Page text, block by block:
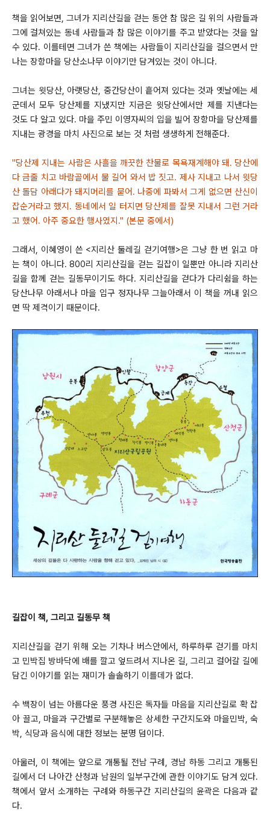
책을 읽어보면, 그녀가 지리산길을 걷는 동안 참 많은 길 위의 사람들과
그에 걸쳐있는 동네 사람들과 참 많은 이야기를 주고 받았다는 것을 알
수 있다. 이를테면 그녀가 쓴 책에는 사람들이 지리산길을 걸으면서 만
나는 장항마을 당산소나무 이야기만 담겨있는 것이 아니다.
그녀는 윗당산, 아랫당산, 중간당산이 흩어져 있다는 것과 옛날에는 세
군데서 모두 당산제를 지냈지만 지금은 윗당산에서만 제를 지낸다는
것도 다 알고 있다. 마을 주민 이영자씨의 입을 빌어 장항마을 당산제를
지내는 광경을 마치 사진으로 보는 것 처럼 생생하게 전해준다.
"당산제 지내는 사람은 사흘을 깨끗한 찬물로 목욕재계해야 돼. 당산에
다 금줄 치고 바람골에서 물 길어 와서 밥 짓고. 제사 지내고 나서 윗당
산 돌담 아래다가 돼지머리를 묻어. 나중에 파봐서 그게 없으면 산신이
잡순거라고 했지. 동네에서 일 터지면 당산제를 잘못 지내서 그런 거라
고 했어. 아주 중요한 행사였지." (본문 중에서)
그래서, 이혜영이 쓴 <지리산 둘레길 걷기여행>은 그냥 한 번 읽고 마
는 책이 아니다. 800리 지리산길을 걷는 길잡이 일뿐만 아니라 지리산
길을 함께 걷는 길동무이기도 하다. 지리산길을 걷다가 다리쉼을 하는
당산나무 아래서나 마을 입구 정자나무 그늘아래서 이 책을 꺼내 읽으
면 딱 제격이기 때문이다.
길잡이 책, 그리고 길동무 책
지리산길을 걷기 위해 오는 기차나 버스안에서, 하루하루 걷기를 마치
고 민박집 방바닥에 배를 깔고 엎드려서 지나온 길, 그리고 걸어갈 길에
담긴 이야기를 읽는 재미가 솔솔하기 이를데가 없다.
수 백장이 넘는 아름다운 풍경 사진은 독자들 마음을 지리산길로 확 잡
아 끌고, 마을과 구간별로 구분해놓은 상세한 구간지도와 마을민박, 숙
박, 식당과 음식에 대한 정보는 분명 덤이다.
아울러, 이 책에는 앞으로 개통될 전남 구례, 경남 하동 그리고 개통된
길에서 더 나아간 산청과 남원의 일부구간에 관한 이야기도 담겨 있다.
책에서 앞서 소개하는 구례와 하동구간 지리산길의 윤곽은 다음과 같
다.